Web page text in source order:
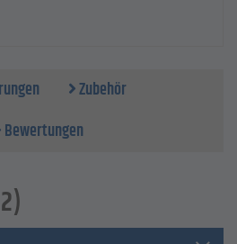
Zubehör
Bewertungen